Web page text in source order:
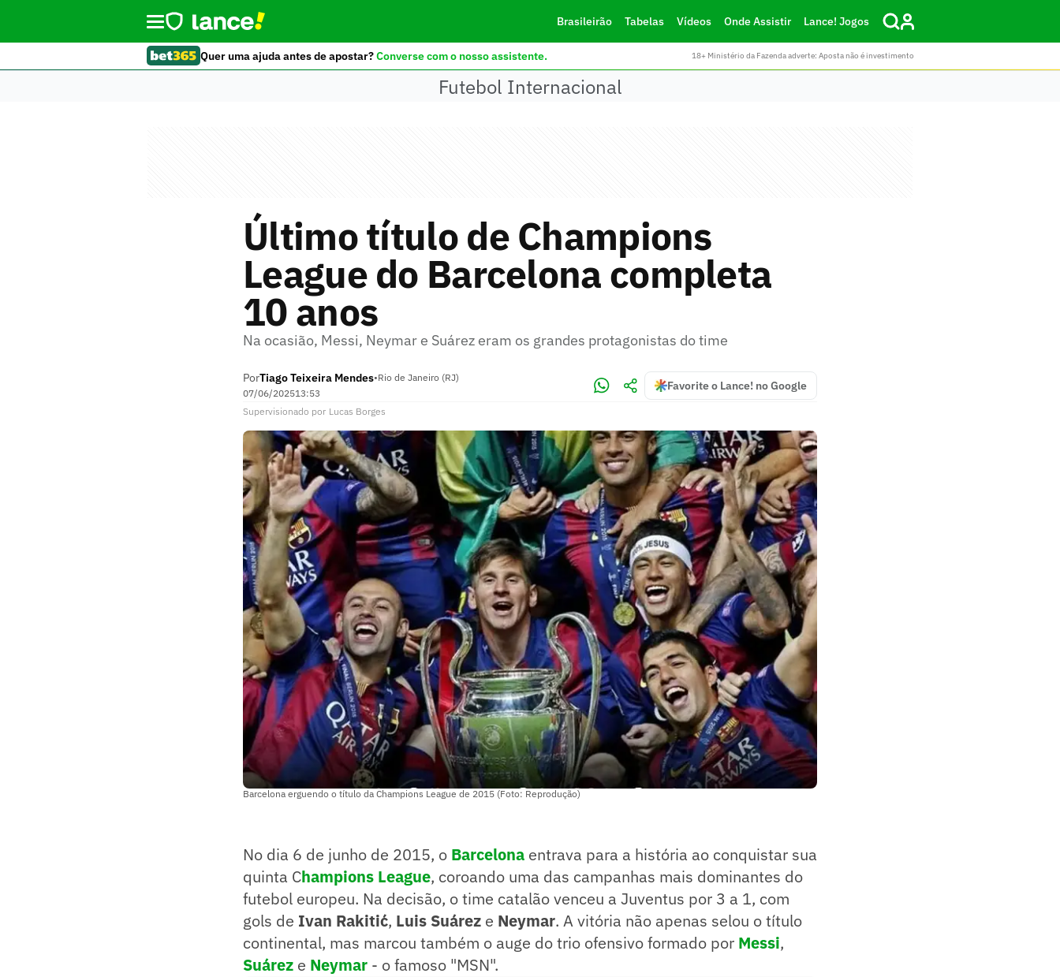
Brasileirão Tabelas Vídeos Onde Assistir Lance! Jogos
Quer uma ajuda antes de apostar?Converse com o nosso assistente. 18+ Ministério da Fazenda adverte: Aposta não é investimento
Futebol Internacional
Último título de Champions
League do Barcelona completa
10 anos
Na ocasião, Messi, Neymar e Suárez eram os grandes protagonistas do time
PorTiago Teixeira Mendes•Rio de Janeiro (RJ)
07/06/202513:53
Favorite o Lance! no Google
Supervisionado por Lucas Borges
Barcelona erguendo o título da Champions League de 2015 (Foto: Reprodução)
No dia 6 de junho de 2015, o Barcelona entrava para a história ao conquistar sua
quinta Champions League, coroando uma das campanhas mais dominantes do
futebol europeu. Na decisão, o time catalão venceu a Juventus por 3 a 1, com
gols de Ivan Rakitić, Luis Suárez e Neymar. A vitória não apenas selou o título
continental, mas marcou também o auge do trio ofensivo formado por Messi,
Suárez e Neymar - o famoso "MSN".